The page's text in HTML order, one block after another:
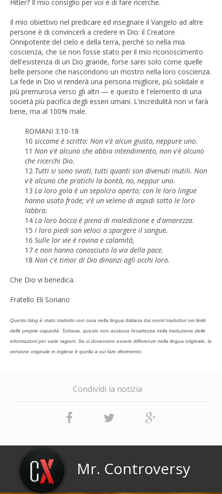
Hitler? Il mio consiglio per voi è di fare ricerche.
Il mio obiettivo nel predicare ed insegnare il Vangelo ad altre
persone è di convincerli a credere in Dio: il Creatore
Onnipotente del cielo e della terra, perché so nella mia
coscienza, che se non fosse stato per il mio riconoscimento
dell'esistenza di un Dio grande, forse sarei solo come quelle
belle persone che nascondono un mostro nella loro coscienza.
La fede in Dio vi renderà una persona migliore, più solidale e
più premurosa verso gli altri — e questo è l'elemento di una
società più pacifica degli esseri umani. L'incredulità non vi farà
bene, ma al 100% male.
ROMANI 3:10-18
10 siccome è scritto: Non v'è alcun giusto, neppure uno.
11 Non v'è alcuno che abbia intendimento, non v'è alcuno
che ricerchi Dio.
12 Tutti si sono sviati, tutti quanti son divenuti inutili. Non
v'è alcuno che pratichi la bontà, no, neppur uno.
13 La loro gola è un sepolcro aperto; con le loro lingue
hanno usato frode; v'è un veleno di aspidi sotto le loro
labbra.
14 La loro bocca è piena di maledizione e d'amarezza.
15 I loro piedi son veloci a spargere il sangue.
16 Sulle lor vie è rovina e calamità,
17 e non hanno conosciuto la via della pace.
18 Non c'è timor di Dio dinanzi agli occhi loro.
Che Dio vi benedica.
Fratello Eli Soriano
Questo blog è stato tradotto con cura nella lingua Italiana dai nostri traduttori nei limiti
delle proprie capacità. Tuttavia, questo non assicura l’esattezza nella traduzione delle
informazioni per varie ragioni. Se ci dovessero essere differenze nella lingua originale, la
versione originale in inglese è quella a cui fare riferimento.
Condividi la notizia
Mr. Controversy